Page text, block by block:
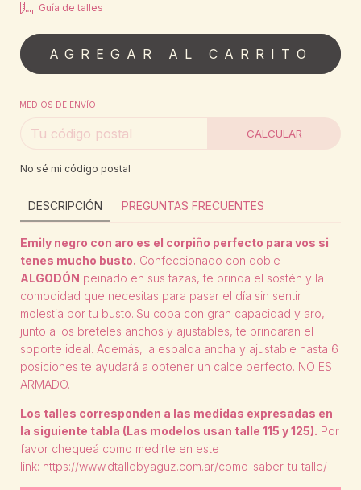
Guía de talles
MEDIOS DE ENVÍO
CALCULAR
No sé mi código postal
DESCRIPCIÓN PREGUNTAS FRECUENTES
Emily negro con aro es el corpiño perfecto para vos si
tenes mucho busto. Confeccionado con doble
ALGODÓN peinado en sus tazas, te brinda el sostén y la
comodidad que necesitas para pasar el día sin sentir
molestia por tu busto. Su copa con gran capacidad y aro,
junto a los breteles anchos y ajustables, te brindaran el
soporte ideal. Además, la espalda ancha y ajustable hasta 6
posiciones te ayudará a obtener un calce perfecto. NO ES
ARMADO.
Los talles corresponden a las medidas expresadas en
la siguiente tabla (Las modelos usan talle 115 y 125). Por
favor chequeá como medirte en este
link: https://www.dtallebyaguz.com.ar/como-saber-tu-talle/